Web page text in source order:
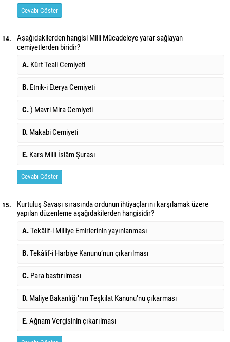
Cevabı Göster
14.
Aşağıdakilerden hangisi Milli Mücadeleye yarar sağlayan
cemiyetlerden biridir?
A. Kürt Teali Cemiyeti
B. Etnik-i Eterya Cemiyeti
C.) Mavri Mira Cemiyeti
D. Makabi Cemiyeti
E. Kars Milli İslâm Şurası
Cevabı Göster
15.
Kurtuluş Savaşı sırasında ordunun ihtiyaçlarını karşılamak üzere
yapılandüzenleme aşağıdakilerden hangisidir?
A.Tekâlif-i Milliye Emirlerinin yayınlanması
B.Tekâlif-i Harbiye Kanunu’nun çıkarılması
C. Para bastırılması
D. Maliye Bakanlığı’nın Teşkilat Kanunu’nu çıkarması
E.Ağnam Vergisinin çıkarılması